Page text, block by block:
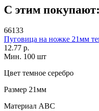
С этим покупают:
66133
Пуговица на ножке 21мм
12.77 р.
Мин. 100 шт
Цвет темное серебро
Размер 21мм
Материал АВС